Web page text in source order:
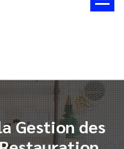
Gestion des